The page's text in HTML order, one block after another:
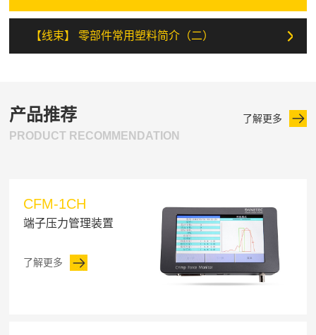
【线束】 零部件常用塑料简介（二）
产品推荐
PRODUCT RECOMMENDATION
了解更多
CFM-1CH
端子压力管理装置
了解更多